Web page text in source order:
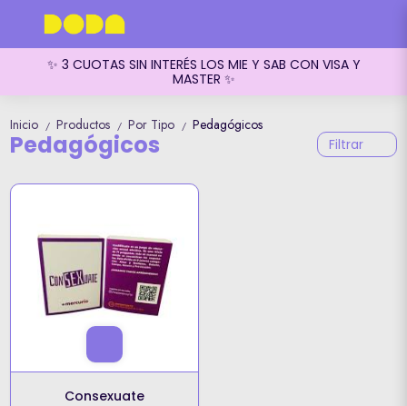
✨ 3 CUOTAS SIN INTERÉS LOS MIE Y SAB CON VISA Y
MASTER ✨
Inicio / Productos / Por Tipo / Pedagógicos
Pedagógicos Filtrar
Consexuate